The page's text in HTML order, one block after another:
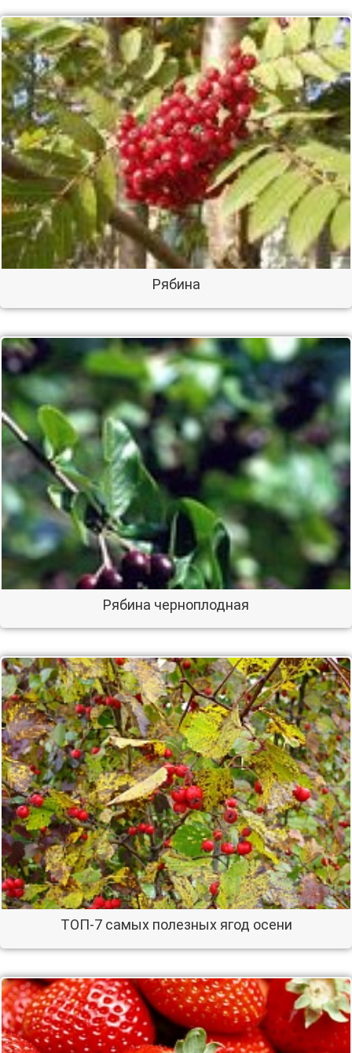
Рябина
Рябина черноплодная
ТОП-7 самых полезных ягод осени